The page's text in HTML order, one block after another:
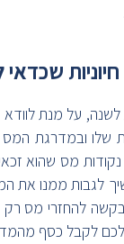
שכדאי
על מנת
ובמדרגת
נקודות מס שהוא
לגבות ממנו
לקבל כסף